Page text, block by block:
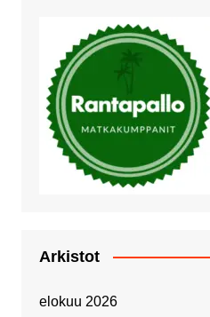
Arkistot
elokuu 2026